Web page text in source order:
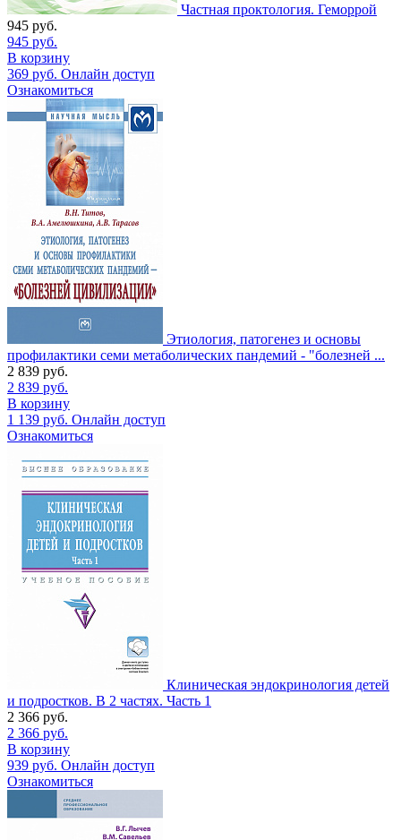
Частная проктология. Геморрой
945 руб.
945 руб.
В корзину
369 руб. Онлайн доступ
Ознакомиться
Этиология, патогенез и основы
профилактики семи метаболических пандемий - "болезней ...
2 839 руб.
2 839 руб.
В корзину
1 139 руб. Онлайн доступ
Ознакомиться
Клиническая эндокринология детей
и подростков. В 2 частях. Часть 1
2 366 руб.
2 366 руб.
В корзину
939 руб. Онлайн доступ
Ознакомиться